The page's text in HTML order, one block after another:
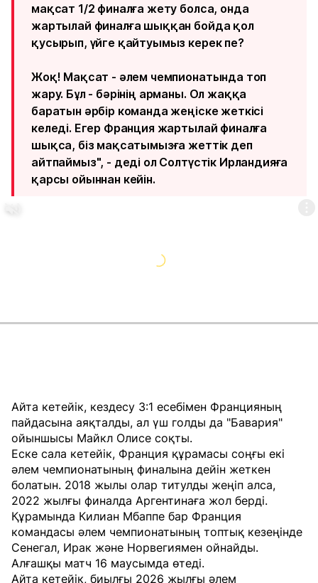
мақсат 1/2 финалға жету болса, онда
жартылай финалға шыққан бойда қол
қусырып, үйге қайтуымыз керек пе?
Жоқ! Мақсат - әлем чемпионатында топ
жару. Бұл - бәрінің арманы. Ол жаққа
баратын әрбір команда жеңіске жеткісі
келеді. Егер Франция жартылай финалға
шықса, біз мақсатымызға жеттік деп
айтпаймыз", - деді ол Солтүстік Ирландияға
қарсы ойыннан кейін.
Айта кетейік, кездесу 3:1 есебімен Францияның
пайдасына аяқталды, ал үш голды да "Бавария"
ойыншысы Майкл Олисе соқты.
Еске сала кетейік, Франция құрамасы соңғы екі
әлем чемпионатының финалына дейін жеткен
болатын. 2018 жылы олар титулды жеңіп алса,
2022 жылғы финалда Аргентинаға жол берді.
Құрамында Килиан Мбаппе бар Франция
командасы әлем чемпионатының топтық кезеңінде
Сенегал, Ирак және Норвегиямен ойнайды.
Алғашқы матч 16 маусымда өтеді.
Айта кетейік, биылғы 2026 жылғы әлем